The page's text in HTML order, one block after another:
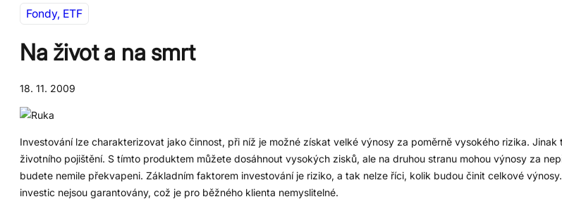
Fondy, ETF
Na život a na smrt
18. 11. 2009
Investování lze charakterizovat jako činnost, při níž je možné získat velké výnosy za poměrně vysokého rizika. Jinak
životního pojištění. S tímto produktem můžete dosáhnout vysokých zisků, ale na druhou stranu mohou výnosy za
budete nemile překvapeni. Základním faktorem investování je riziko, a tak nelze říci, kolik budou činit celkové
investic nejsou garantovány, což je pro běžného klienta nemyslitelné.